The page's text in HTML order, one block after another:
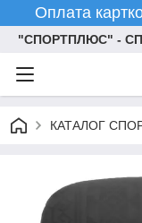
Оплата
"СПОРТПЛЮС" -
КАТАЛОГ